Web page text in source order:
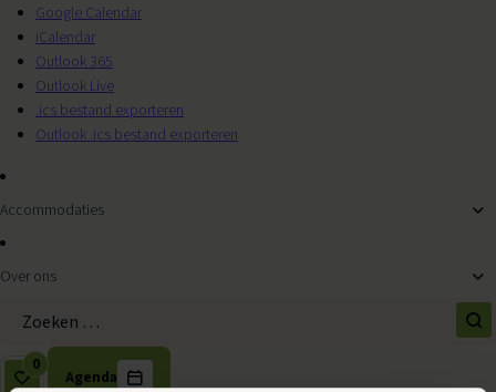
Google Calendar
iCalendar
Outlook 365
Outlook Live
.ics bestand exporteren
Outlook .ics bestand exporteren
Accommodaties
Over ons
0
Agenda